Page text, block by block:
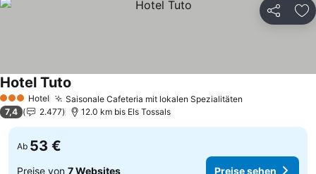
Teilen
3 SterneHotel Saisonale Cafeteria mit lokalen Spezialitäten
Hotel Tuto
7,4 2.477 12.0 km bis Els Tossals
Ab 53 €
Preise von 7 Websites Preise sehen